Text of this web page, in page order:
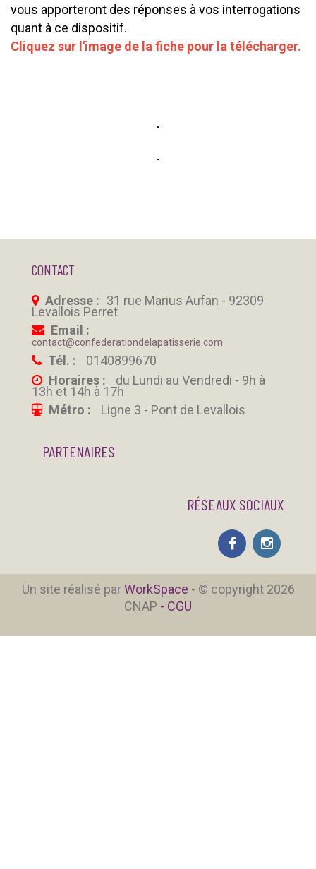
vous apporteront des réponses à vos interrogations
quant à ce dispositif.
Cliquez sur l'image de la fiche pour la télécharger.
CONTACT
Adresse : 31 rue Marius Aufan - 92309
Levallois Perret
Email :
contact@confederationdelapatisserie.com
Tél. :
0140899670
Horaires :
du Lundi au Vendredi - 9h à
13h et 14h à 17h
Métro :
Ligne 3 - Pont de Levallois
PARTENAIRES
RÉSEAUX SOCIAUX
Un site réalisé parWorkSpace - © copyright 2026
CNAP - CGU